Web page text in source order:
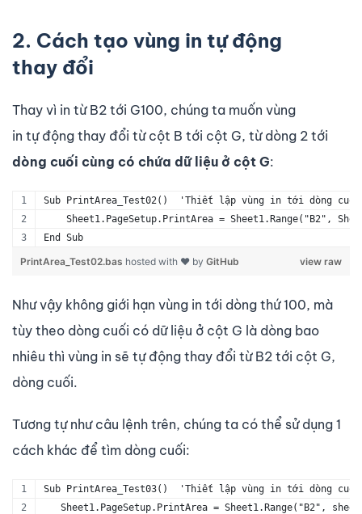
2. Cách tạo vùng in tự động
thay đổi
Thay vì in từ B2 tới G100, chúng ta muốn vùng
in tự động thay đổi từ cột B tới cột G, từ dòng 2 tới
dòng cuối cùng có chứa dữ liệu ở cột G:
Sub PrintArea_Test02()  'Thiết lập vùng in tới dòng cuối
Sheet1.PageSetup.PrintArea = Sheet1.Range("B2",
End Sub
view raw
PrintArea_Test02.bas hosted with ❤ by GitHub
Như vậy không giới hạn vùng in tới dòng thứ 100, mà
tùy theo dòng cuối có dữ liệu ở cột G là dòng bao
nhiêu thì vùng in sẽ tự động thay đổi từ B2 tới cột G,
dòng cuối.
Tương tự như câu lệnh trên, chúng ta có thể sử dụng 1
cách khác để tìm dòng cuối:
Sub PrintArea_Test03()  'Thiết lập vùng in tới dòng cuối
Sheet1.PageSetup.PrintArea = Sheet1.Range("B2",